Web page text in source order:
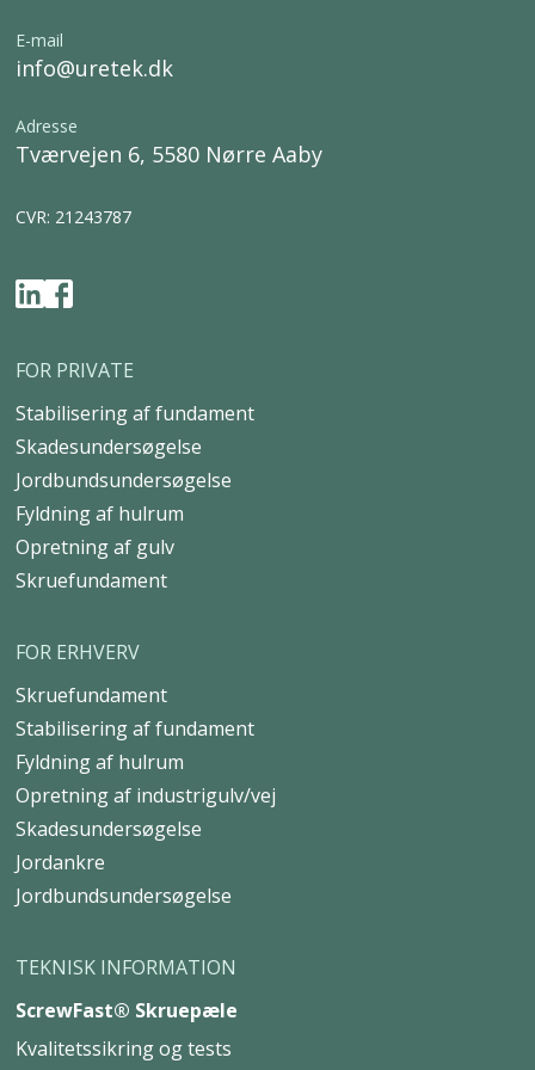
E-mail
info@uretek.dk
Adresse
Tværvejen 6, 5580 Nørre Aaby
CVR: 21243787
FOR PRIVATE
Stabilisering af fundament
Skadesundersøgelse
Jordbundsundersøgelse
Fyldning af hulrum
Opretning af gulv
Skruefundament
FOR ERHVERV
Skruefundament
Stabilisering af fundament
Fyldning af hulrum
Opretning af industrigulv/vej
Skadesundersøgelse
Jordankre
Jordbundsundersøgelse
TEKNISK INFORMATION
ScrewFast® Skruepæle
Kvalitetssikring og tests